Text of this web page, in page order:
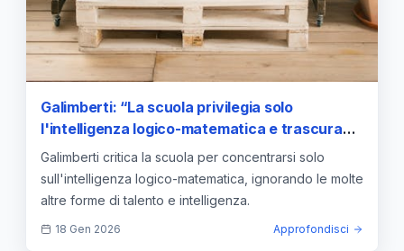
Galimberti: “La scuola privilegia solo
l'intelligenza logico-matematica e trascura
altre forme di talento”
Galimberti critica la scuola per concentrarsi solo
sull'intelligenza logico-matematica, ignorando le molte
altre forme di talento e intelligenza.
18 Gen 2026 Approfondisci